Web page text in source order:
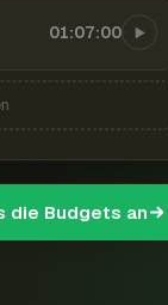
01:07:00
die Budgets an